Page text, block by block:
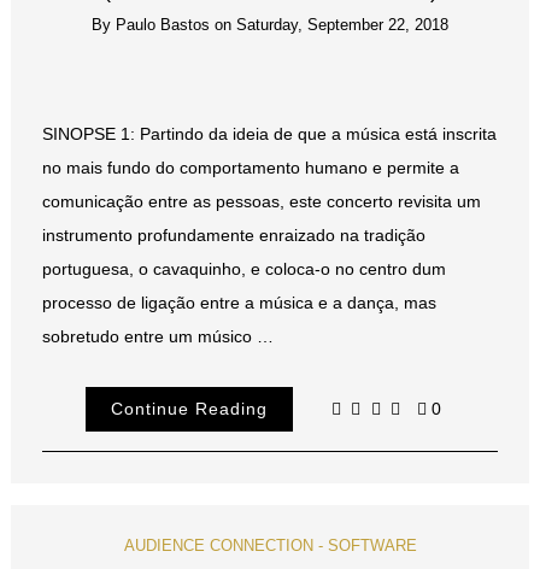
By Paulo Bastos on Saturday, September 22, 2018
SINOPSE 1: Partindo da ideia de que a música está inscrita
no mais fundo do comportamento humano e permite a
comunicação entre as pessoas, este concerto revisita um
instrumento profundamente enraizado na tradição
portuguesa, o cavaquinho, e coloca-o no centro dum
processo de ligação entre a música e a dança, mas
sobretudo entre um músico …
Continue Reading 0
AUDIENCE CONNECTION - SOFTWARE